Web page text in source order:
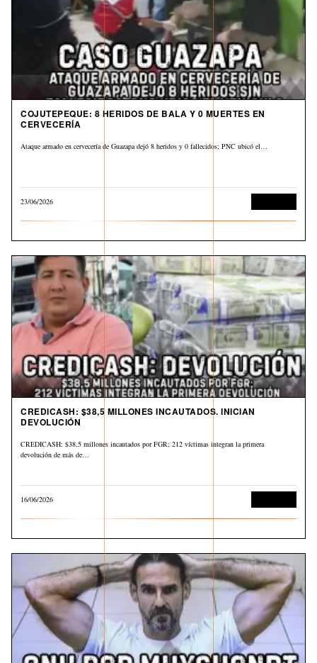
COJUTEPEQUE: 8 HERIDOS DE BALA Y 0 MUERTES EN
CERVECERÍA
Ataque armado en cervecería de Guazapa dejó 8 heridos y 0 fallecidos; PNC ubicó el…
23/06/2026
CREDICASH: $38,5 MILLONES INCAUTADOS. INICIAN
DEVOLUCIÓN
CREDICASH: $38,5 millones incautados por FGR; 212 víctimas integran la primera
devolución de más de…
16/06/2026